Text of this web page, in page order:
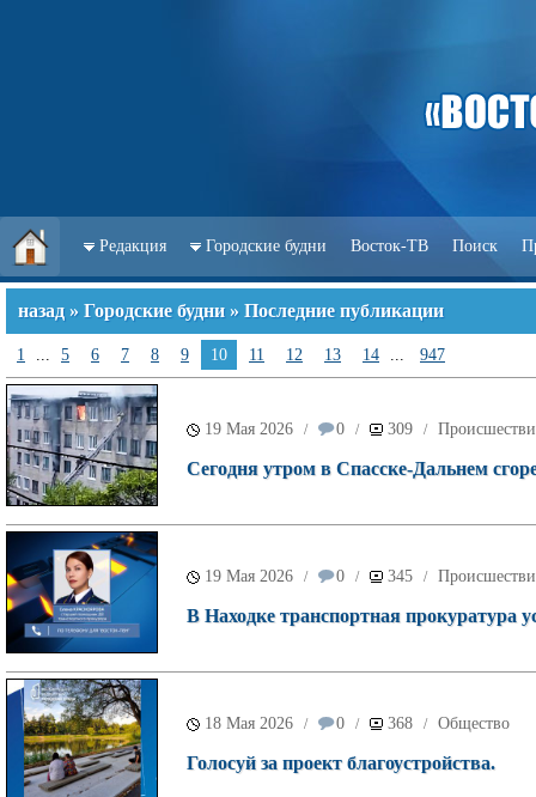
Редакция Городские будни Восток-ТВ Поиск
назад » Городские будни » Последние публикации
1 ... 5 6 7 8 9 10 11 12 13 14 ... 947
19 Мая 2026 / 0 / 309 /
Сегодня утром в Спасске-Дальнем
19 Мая 2026 / 0 / 345 /
В Находке транспортная прокуратура
18 Мая 2026 / 0 / 368 / Общество
Голосуй за проект благоустройства.